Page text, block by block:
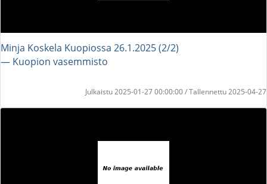
Minja Koskela Kuopiossa 26.1.2025 (2/2)
― Kuopion vasemmisto
Julkaistu 2025-01-27 00:00:00 / Tallennettu 2025-04-27